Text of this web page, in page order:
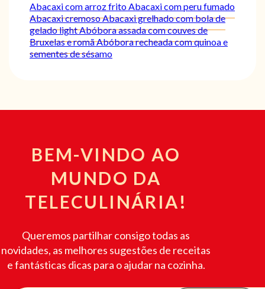
Abacaxi com arroz fritoAbacaxi com peru fumado
Abacaxi cremosoAbacaxi grelhado com bola de
gelado lightAbóbora assada com couves de
Bruxelas e romãAbóbora recheada com quinoa e
sementes de sésamo
BEM-VINDO AO
MUNDO DA
TELECULINÁRIA!
Queremos partilhar consigo todas as
novidades, as melhores sugestões de receitas
e fantásticas dicas para o ajudar na cozinha.